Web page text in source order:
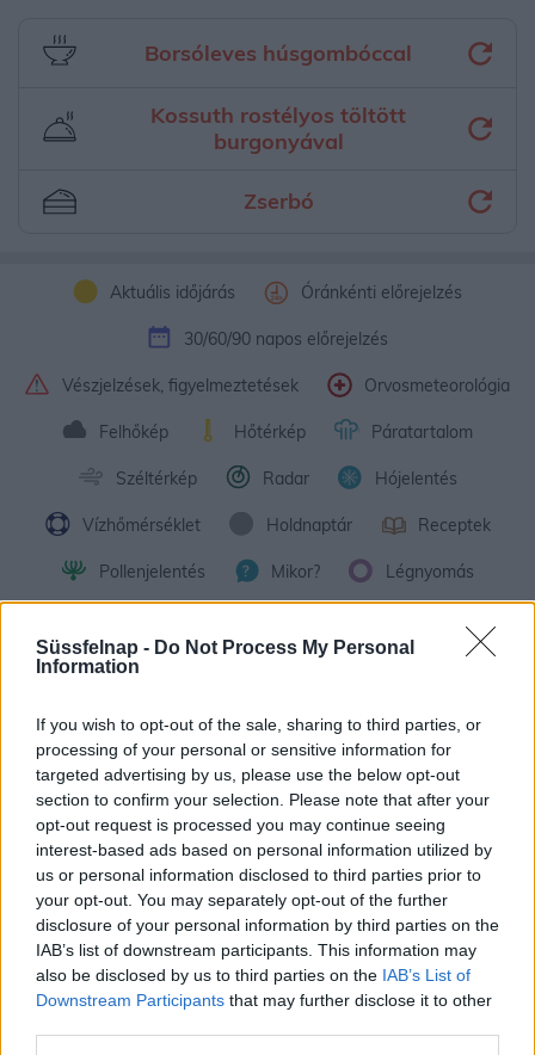
Süssfelnap - Do Not Process My Personal
Information
If you wish to opt-out of the sale, sharing to third parties, or
processing of your personal or sensitive information for
targeted advertising by us, please use the below opt-out
section to confirm your selection. Please note that after your
opt-out request is processed you may continue seeing
interest-based ads based on personal information utilized by
us or personal information disclosed to third parties prior to
your opt-out. You may separately opt-out of the further
disclosure of your personal information by third parties on the
IAB’s list of downstream participants. This information may
also be disclosed by us to third parties on the IAB’s List of
Downstream Participants that may further disclose it to other
Borsóleves húsgombóccal
Kossuth rostélyos töltött
burgonyával
Zserbó
Aktuális időjárás Óránkénti előrejelzés
30/60/90 napos előrejelzés
Vészjelzések, figyelmeztetések Orvosmeteorológia
Felhőkép Hőtérkép Páratartalom
Széltérkép Radar Hójelentés
Vízhőmérséklet Holdnaptár Receptek
Pollenjelentés Mikor? Légnyomás
A modern műszerek és számítógépes elemzések ellenére, minél
későbbi időpontra próbálunk időjárási előrejelzést készíteni, annál
nagyobb a pontatlanság lehetősége. A fenti grafikon Esztergom
30 napos időjárás előrejelzésétmutatja.
A következő pár napra igen nagy valószínűséggel adható
megbízható előrejelzés, de a rövid távú után a közép távú 30
napos időjárás előrejelzés esetében már jóval nagyobb a
bizonytalanság.
A fent látható települések (Esztergom) szerinti30 napos
időjáráselőrejelzés az elmúlt 100 év időjárási adatain, az